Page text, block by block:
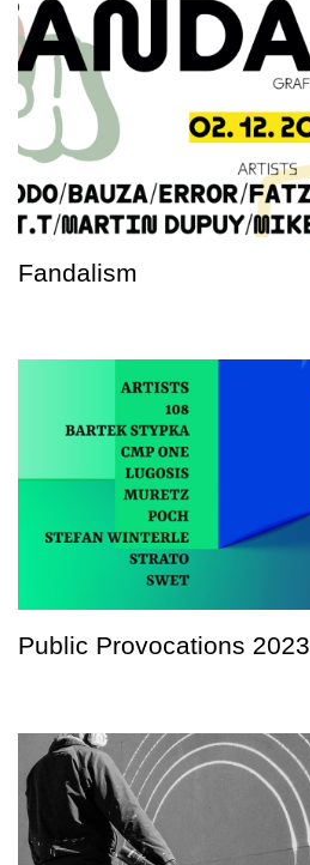
Fandalism
Public Provocations 2023